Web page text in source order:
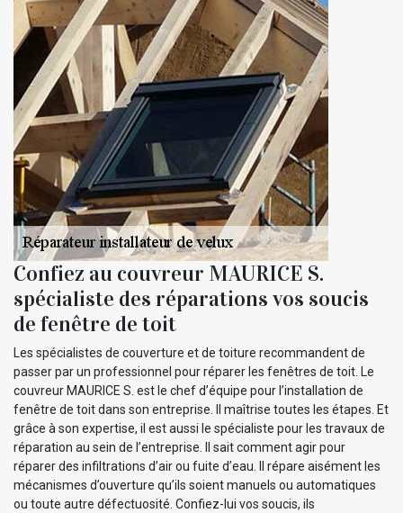
Confiez au couvreur MAURICE S.
spécialiste des réparations vos soucis
de fenêtre de toit
Les spécialistes de couverture et de toiture recommandent de
passer par un professionnel pour réparer les fenêtres de toit. Le
couvreur MAURICE S. est le chef d’équipe pour l’installation de
fenêtre de toit dans son entreprise. Il maîtrise toutes les étapes. Et
grâce à son expertise, il est aussi le spécialiste pour les travaux de
réparation au sein de l’entreprise. Il sait comment agir pour
réparer des infiltrations d’air ou fuite d’eau. Il répare aisément les
mécanismes d’ouverture qu’ils soient manuels ou automatiques
ou toute autre défectuosité. Confiez-lui vos soucis, ils